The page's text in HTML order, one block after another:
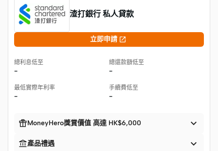
渣打銀行 私人貸款
立即申請 
總利息低至
-
總還款額低至
-
最低實際年利率
-
手續費低至
-
MoneyHero獎賞價值 高達 HK$6,000 
產品禮遇 